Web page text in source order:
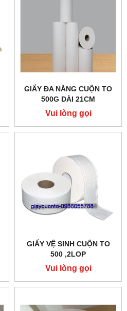
GIẤY ĐA NĂNG CUỘN TO
500G DÀI 21CM
Vui lòng gọi
GIẤY VỆ SINH CUỘN TO
500 ,2LOP
Vui lòng gọi